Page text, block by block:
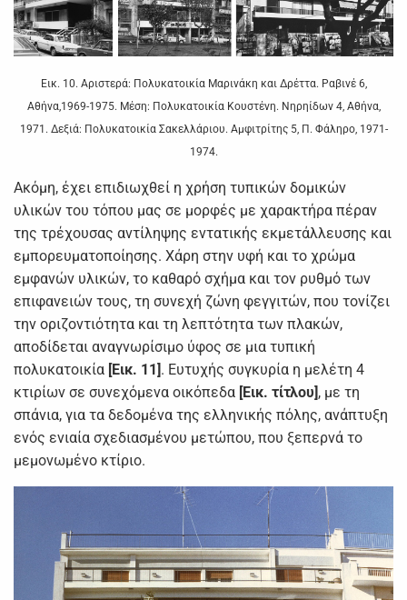
Εικ. 10. Αριστερά: Πολυκατοικία Μαρινάκη και Δρέττα. Ραβινέ 6,
Αθήνα,1969-1975. Μέση: Πολυκατοικία Κουστένη. Νηρηίδων 4, Αθήνα,
1971. Δεξιά: Πολυκατοικία Σακελλάριου. Αμφιτρίτης 5, Π. Φάληρο, 1971-
1974.
Ακόμη, έχει επιδιωχθεί η χρήση τυπικών δομικών
υλικών του τόπου μας σε μορφές με χαρακτήρα πέραν
της τρέχουσας αντίληψης εντατικής εκμετάλλευσης και
εμπορευματοποίησης. Χάρη στην υφή και το χρώμα
εμφανών υλικών, το καθαρό σχήμα και τον ρυθμό των
επιφανειών τους, τη συνεχή ζώνη φεγγιτών, που τονίζει
την οριζοντιότητα και τη λεπτότητα των πλακών,
αποδίδεται αναγνωρίσιμο ύφος σε μια τυπική
πολυκατοικία [Εικ. 11]. Ευτυχής συγκυρία η μελέτη 4
κτιρίων σε συνεχόμενα οικόπεδα [Εικ. τίτλου], με τη
σπάνια, για τα δεδομένα της ελληνικής πόλης, ανάπτυξη
ενός ενιαία σχεδιασμένου μετώπου, που ξεπερνά το
μεμονωμένο κτίριο.